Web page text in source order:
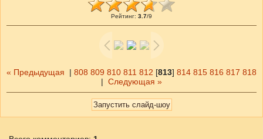
Рейтинг: 3.7/9
« Предыдущая | 808 809 810 811 812 [813] 814 815 816 817 818
| Следующая »